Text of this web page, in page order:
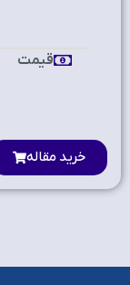
قیمت
خرید مقاله